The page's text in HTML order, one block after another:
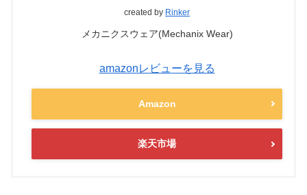
created by Rinker
メカニクスウェア(Mechanix Wear)
amazonレビューを見る
Amazon
楽天市場